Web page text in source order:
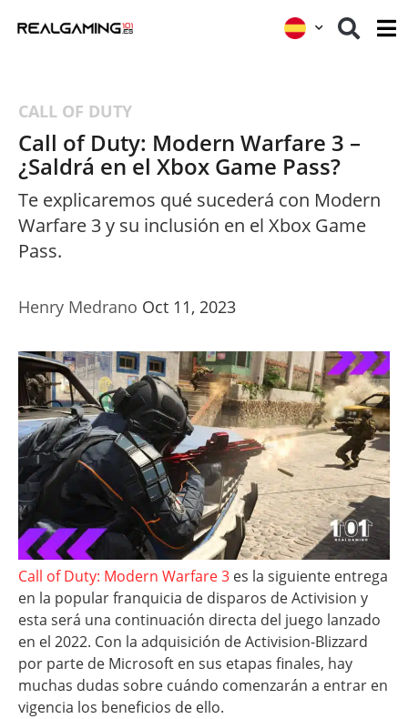
CALL OF DUTY
Call of Duty: Modern Warfare 3 –
¿Saldrá en el Xbox Game Pass?
Te explicaremos qué sucederá con Modern
Warfare 3 y su inclusión en el Xbox Game
Pass.
Henry Medrano Oct 11, 2023
Call of Duty: Modern Warfare 3 es la siguiente entrega
en la popular franquicia de disparos de Activision y
esta será una continuación directa del juego lanzado
en el 2022. Con la adquisición de Activision-Blizzard
por parte de Microsoft en sus etapas finales, hay
muchas dudas sobre cuándo comenzarán a entrar en
vigencia los beneficios de ello.